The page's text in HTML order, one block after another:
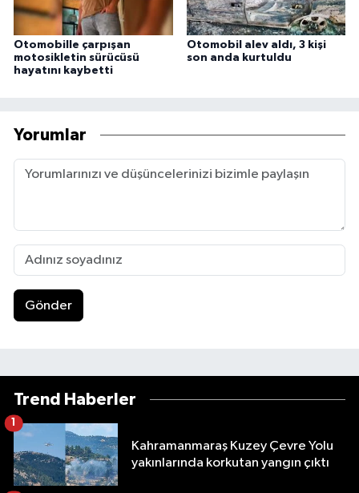
Otomobille çarpışan
motosikletin sürücüsü
hayatını kaybetti
Otomobil alev aldı, 3 kişi
son anda kurtuldu
Yorumlar
Gönder
Trend Haberler
Kahramanmaraş Kuzey Çevre Yolu
yakınlarında korkutan yangın çıktı
1